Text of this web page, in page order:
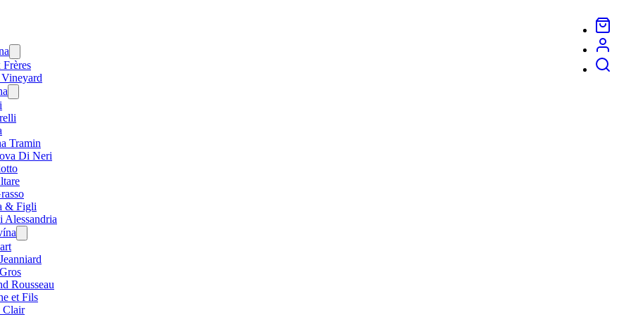
menu
Frères
menu
Tramin
Di Neri
& Figli
Alessandria
menu
Rousseau
et Fils
Clair